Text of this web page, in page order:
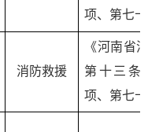
项、第七
消防救援
《河南省
第十三条
项、第七